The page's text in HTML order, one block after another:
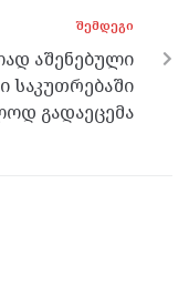
ᲨᲔᲛᲓᲔᲒᲘ
აშენებული
საკუთრებაში
გადაეცემა